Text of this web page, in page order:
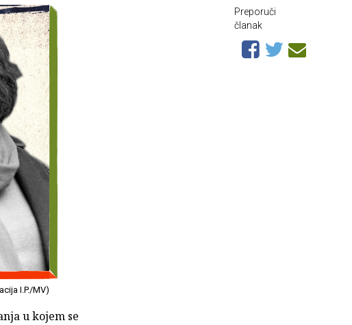
I.P./MV)
u kojem se
Preporuči
članak